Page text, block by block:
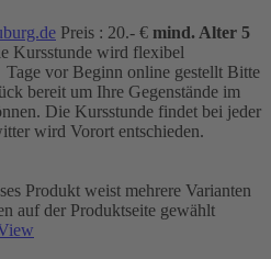
Preis : 20.- € mind. Alter 5
Kursstunde wird flexibel
vor Beginn online gestellt Bitte
bereit um Ihre Gegenstände im
Die Kursstunde findet bei jeder
wird Vorort entschieden.
Produkt weist mehrere Varianten
auf der Produktseite gewählt